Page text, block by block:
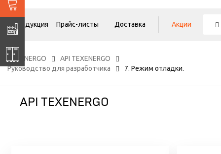
Продукция Прайс-листы Доставка Акции
TEXENERGO
API TEXENERGO
Руководство для разработчика
7. Режим отладки.
API TEXENERGO